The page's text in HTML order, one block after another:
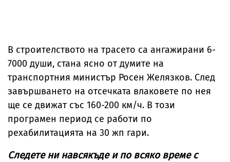
В строителството на трасето са ангажирани 6-
7000 души, стана ясно от думите на
транспортния министър Росен Желязков. След
завършването на отсечката влаковете по нея
ще се движат със 160-200 км/ч. В този
програмен период се работи по
рехабилитацията на 30 жп гари.
Следете ни навсякъде и по всяко време с